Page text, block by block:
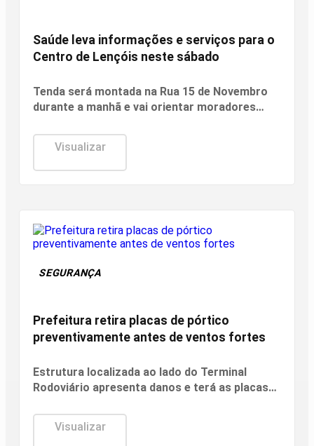
Saúde leva informações e serviços para o
Centro de Lençóis neste sábado
Tenda será montada na Rua 15 de Novembro
durante a manhã e vai orientar moradores
cuidados básicos
Visualizar
SEGURANÇA
Prefeitura retira placas de pórtico
preventivamente antes de ventos fortes
Estrutura localizada ao lado do Terminal
Rodoviário apresenta danos e terá as placas
sejam restabelecidas
Visualizar